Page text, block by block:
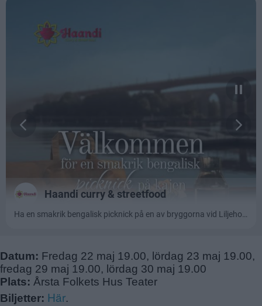
Datum: Fredag 22 maj 19.00, lördag 23 maj 19.00,
fredag 29 maj 19.00, lördag 30 maj 19.00
Plats: Årsta Folkets Hus Teater
Biljetter: Här.